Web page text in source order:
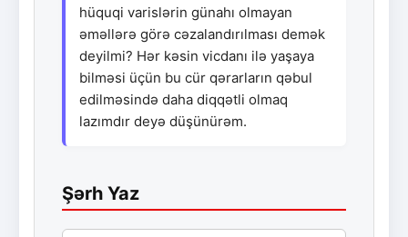
hüquqi varislərin günahı olmayan
əməllərə görə cəzalandırılması demək
deyilmi? Hər kəsin vicdanı ilə yaşaya
bilməsi üçün bu cür qərarların qəbul
edilməsində daha diqqətli olmaq
lazımdır deyə düşünürəm.
Şərh Yaz